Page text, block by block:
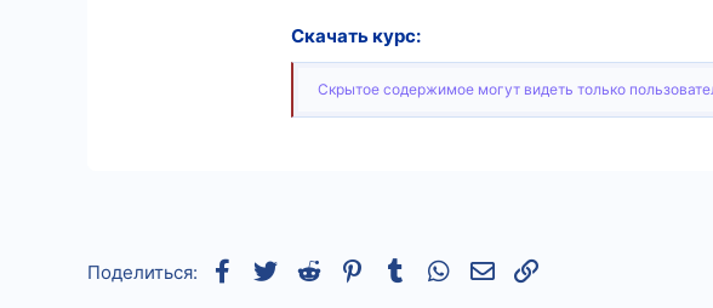
Скачать курс:
Скрытое содержимое могут видеть только
Поделиться: Facebook
TwitterReddit Pinterest
TumblrWhatsAppЭлектронная почта
Ссылка